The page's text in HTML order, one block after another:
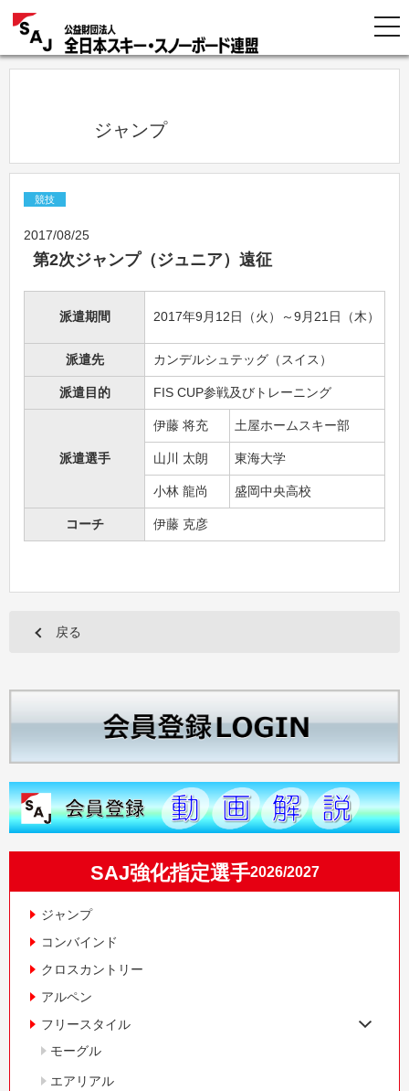
            ジャンプ
競技
2017/08/25
第2次ジャンプ（ジュニア）遠征
派遣期間 2017年9月12日（火）～9月21日（木）
派遣先 カンデルシュテッグ（スイス）
派遣目的 FIS CUP参戦及びトレーニング
派遣選手
伊藤 将充 土屋ホームスキー部
山川 太朗 東海大学
小林 龍尚 盛岡中央高校
コーチ 伊藤 克彦
戻る
SAJ強化指定選手2026/2027
ジャンプ
コンバインド
クロスカントリー
アルペン
フリースタイル
モーグル
エアリアル